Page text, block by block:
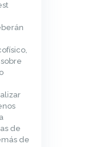
de
de